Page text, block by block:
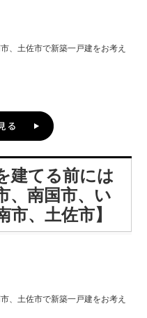
す。
せどころ。
める」「ガマンする」というこ
したい。
ンすることに全力を注いでいま
、土佐市で新築一戸建をお考え
い！
軽減できます。
。
間 子どもにつきっきりで自分の
洗濯、ゴミ出しなどの家事動線
になり、家事時間を短縮できま
しれません。
、土佐市で新築一戸建をお考え
気になる方は早速チェック！
色をデザインする大きな要素。
ことで、LDK空間をより広く・
建てる前には
、南国市、い
市、土佐市】
、土佐市で新築一戸建をお考え